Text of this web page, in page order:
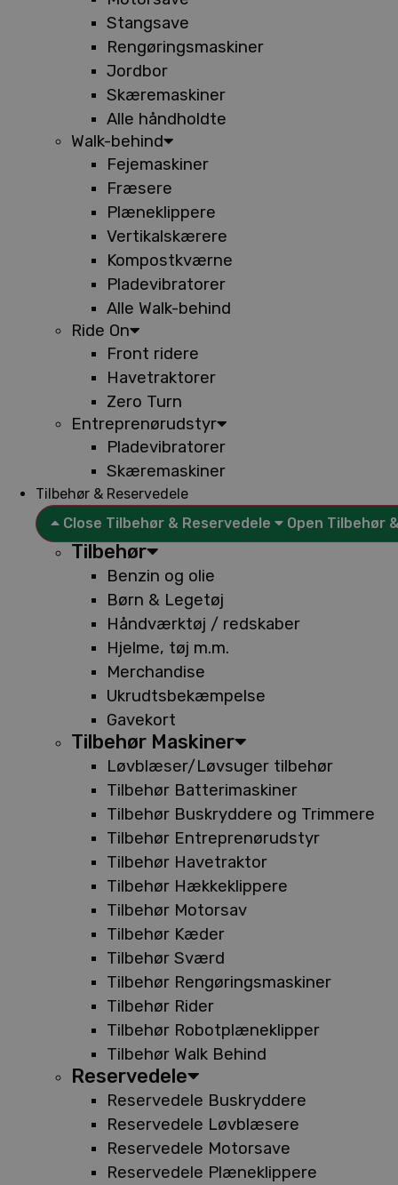
Stangsave
Rengøringsmaskiner
Jordbor
Skæremaskiner
Alle håndholdte
Walk-behind
Fejemaskiner
Fræsere
Plæneklippere
Vertikalskærere
Kompostkværne
Pladevibratorer
Alle Walk-behind
Ride On
Front ridere
Havetraktorer
Zero Turn
Entreprenørudstyr
Pladevibratorer
Skæremaskiner
Tilbehør & Reservedele
Close Tilbehør & Reservedele
Open Tilbehør
Tilbehør
Benzin og olie
Børn & Legetøj
Håndværktøj / redskaber
Hjelme, tøj m.m.
Merchandise
Ukrudtsbekæmpelse
Gavekort
Tilbehør Maskiner
Løvblæser/Løvsuger tilbehør
Tilbehør Batterimaskiner
Tilbehør Buskryddere og Trimmere
Tilbehør Entreprenørudstyr
Tilbehør Havetraktor
Tilbehør Hækkeklippere
Tilbehør Motorsav
Tilbehør Kæder
Tilbehør Sværd
Tilbehør Rengøringsmaskiner
Tilbehør Rider
Tilbehør Robotplæneklipper
Tilbehør Walk Behind
Reservedele
Reservedele Buskryddere
Reservedele Løvblæsere
Reservedele Motorsave
Reservedele Plæneklippere